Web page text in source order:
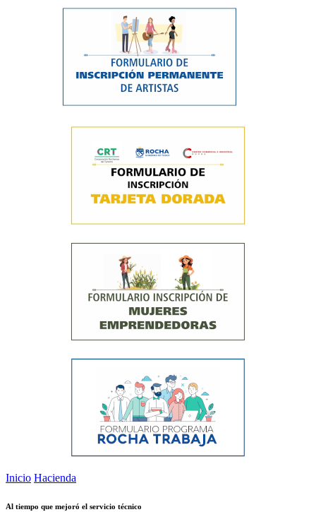
Inicio Hacienda
Al tiempo que mejoró el servicio técnico